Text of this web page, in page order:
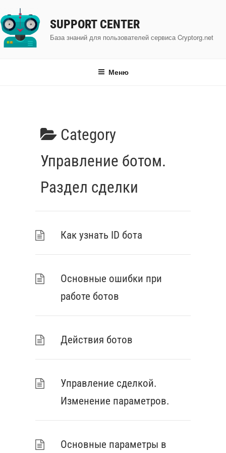
к
содержимому
SUPPORT CENTER
База знаний для пользователей сервиса Cryptorg.net
Меню
Category
Управление ботом.
Раздел сделки
Как узнать ID бота
Основные ошибки при
работе ботов
Действия ботов
Управление сделкой.
Изменение параметров.
Основные параметры в